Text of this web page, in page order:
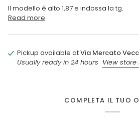
Il modello è alto 1,87 e indossa la tg.
Read more
Pickup available atVia Mercato
Usually ready in 24 hours View
COMPLETA IL TUO